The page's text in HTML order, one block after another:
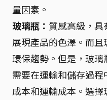
量因素。
玻璃瓶： 質感高級，
展現產品的色澤。而
環保趨勢。但是，玻璃
需要在運輸和儲存過
成本和運輸成本。選